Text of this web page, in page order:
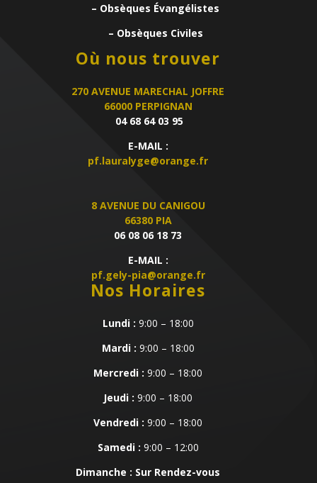
– Obsèques Évangélistes
– Obsèques Civiles
Où nous trouver
270 AVENUE MARECHAL JOFFRE
66000 PERPIGNAN
04 68 64 03 95
E-MAIL :
pf.lauralyge@orange.fr
8 AVENUE DU CANIGOU
66380 PIA
06 08 06 18 73
E-MAIL :
pf.gely-pia@orange.fr
Nos Horaires
Lundi : 9:00 – 18:00
Mardi : 9:00 – 18:00
Mercredi : 9:00 – 18:00
Jeudi : 9:00 – 18:00
Vendredi : 9:00 – 18:00
Samedi : 9:00 – 12:00
Dimanche : Sur Rendez-vous